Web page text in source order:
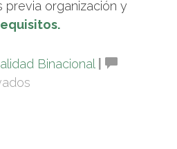
previa organización y
Binacional